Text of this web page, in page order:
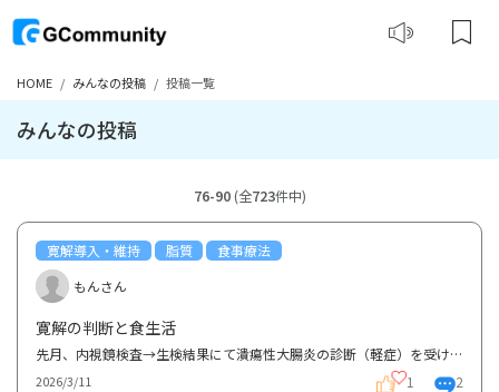
HOME みんなの投稿 投稿一覧
みんなの投稿
76-90(全723件中)
寛解導入・維持 脂質
食事療法
もんさん
寛解の判断と食生活
先月、内視鏡検査→生検結果にて潰瘍性大腸炎の診断（軽症）を受けました。 内視鏡検査のときに主治医か...
2026/3/11 1 2